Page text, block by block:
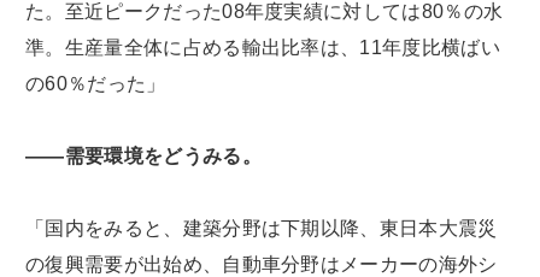
た。至近ピークだった08年度実績に対しては80％の水
準。生産量全体に占める輸出比率は、11年度比横ばい
の60％だった」
――需要環境をどうみる。
「国内をみると、建築分野は下期以降、東日本大震災
の復興需要が出始め、自動車分野はメーカーの海外シ